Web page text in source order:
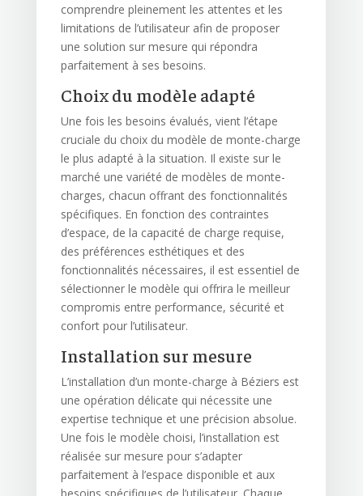
comprendre pleinement les attentes et les
limitations de l’utilisateur afin de proposer
une solution sur mesure qui répondra
parfaitement à ses besoins.
Choix du modèle adapté
Une fois les besoins évalués, vient l’étape
cruciale du choix du modèle de monte-charge
le plus adapté à la situation. Il existe sur le
marché une variété de modèles de monte-
charges, chacun offrant des fonctionnalités
spécifiques. En fonction des contraintes
d’espace, de la capacité de charge requise,
des préférences esthétiques et des
fonctionnalités nécessaires, il est essentiel de
sélectionner le modèle qui offrira le meilleur
compromis entre performance, sécurité et
confort pour l’utilisateur.
Installation sur mesure
L’installation d’un monte-charge à Béziers est
une opération délicate qui nécessite une
expertise technique et une précision absolue.
Une fois le modèle choisi, l’installation est
réalisée sur mesure pour s’adapter
parfaitement à l’espace disponible et aux